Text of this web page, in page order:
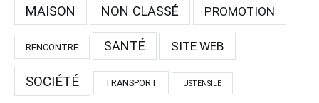
MAISON NON CLASSÉ PROMOTION
RENCONTRE SANTÉ SITE WEB
SOCIÉTÉ TRANSPORT USTENSILE